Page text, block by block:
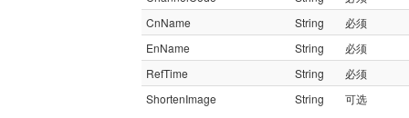
CnName
String
必须
EnName
String
必须
RefTime
String
必须
ShortenImage
String 可选